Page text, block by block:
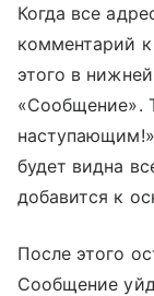
Когда все
комментарий
этого в
«Сообщение».
будет видна
добавится к
После этого
Сообщение